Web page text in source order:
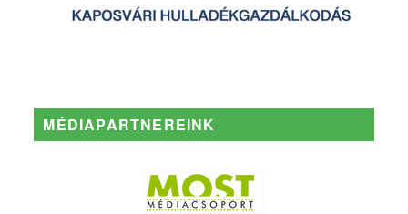
MÉDIAPARTNEREINK